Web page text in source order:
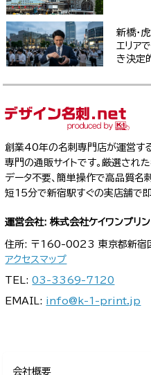
新橋・
エリア
き決定
創業40年の名刺専門店が運営す
専門の通販サイトです。厳選され
データ不要、簡単操作で高品質
短15分で新宿駅すぐの実店舗で
運営会社: 株式会社ケイワンプリン
住所: 〒160-0023 東京都新
アクセスマップ
TEL:03-3369-7120
EMAIL: info@k-1-print.jp
会社概要